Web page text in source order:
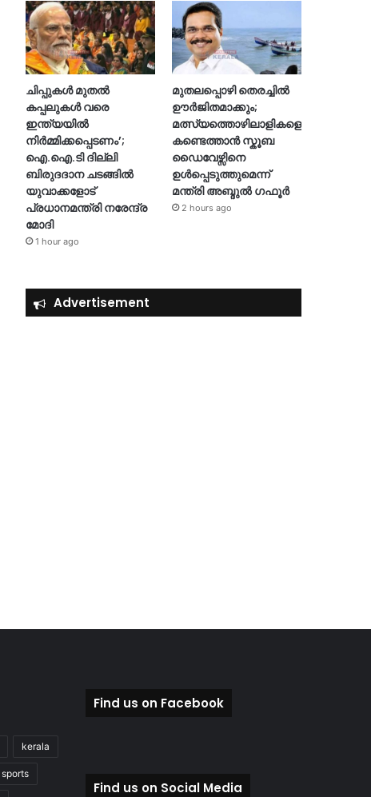
ചിപ്പുകൾ മുതൽ
കപ്പലുകൾ വരെ
ഇന്ത്യയിൽ
നിർമ്മിക്കപ്പെടണം’;
ഐ.ഐ.ടി ദില്ലി
ബിരുദദാന ചടങ്ങിൽ
യുവാക്കളോട്
പ്രധാനമന്ത്രി നരേന്ദ്ര
മോദി
1 hour ago
മുതലപ്പൊഴി തെരച്ചിൽ
ഊർജിതമാക്കും;
മത്സ്യത്തൊഴിലാളികളെ
കണ്ടെത്താൻ സ്കൂബ
ഡൈവേഴ്സിനെ
ഉൾപ്പെടുത്തുമെന്ന്
മന്ത്രി അബ്ദുൽ ഗഫൂർ
2 hours ago
Advertisement
kerala
sports
Find us on Facebook
Find us on Social Media